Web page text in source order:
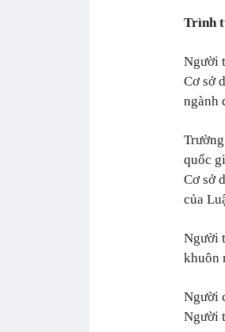
Trình
Người
Cơ sở
ngành
quốc
Cơ sở
của
Người
khuôn
Người
Người